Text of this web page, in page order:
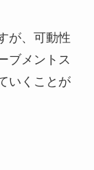
が、可動性
ブメントス
いくことが